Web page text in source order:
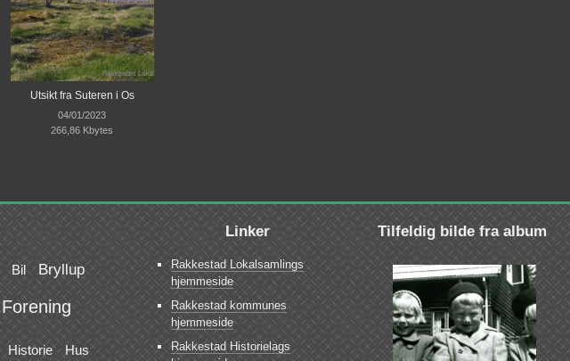
Utsikt fra Suteren i Os
04/01/2023
266,86 Kbytes
Bil Bryllup
Forening
Historie Hus
Linker
Rakkestad Lokalsamlings
hjemmeside
Rakkestad kommunes
hjemmeside
Rakkestad Historielags
Tilfeldig bilde fra album